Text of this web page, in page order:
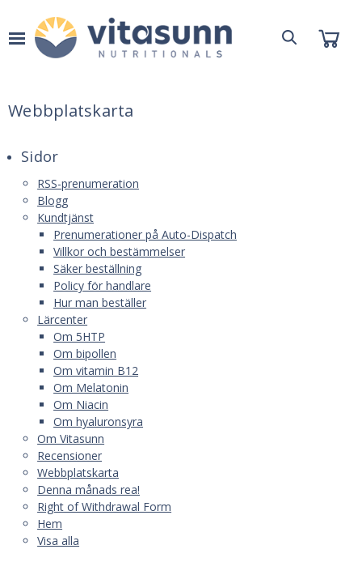
Webbplatskarta
Sidor
RSS-prenumeration
Blogg
Kundtjänst
Prenumerationer på Auto-Dispatch
Villkor och bestämmelser
Säker beställning
Policy för handlare
Hur man beställer
Lärcenter
Om 5HTP
Om bipollen
Om vitamin B12
Om Melatonin
Om Niacin
Om hyaluronsyra
Om Vitasunn
Recensioner
Webbplatskarta
Denna månads rea!
Right of Withdrawal Form
Hem
Visa alla